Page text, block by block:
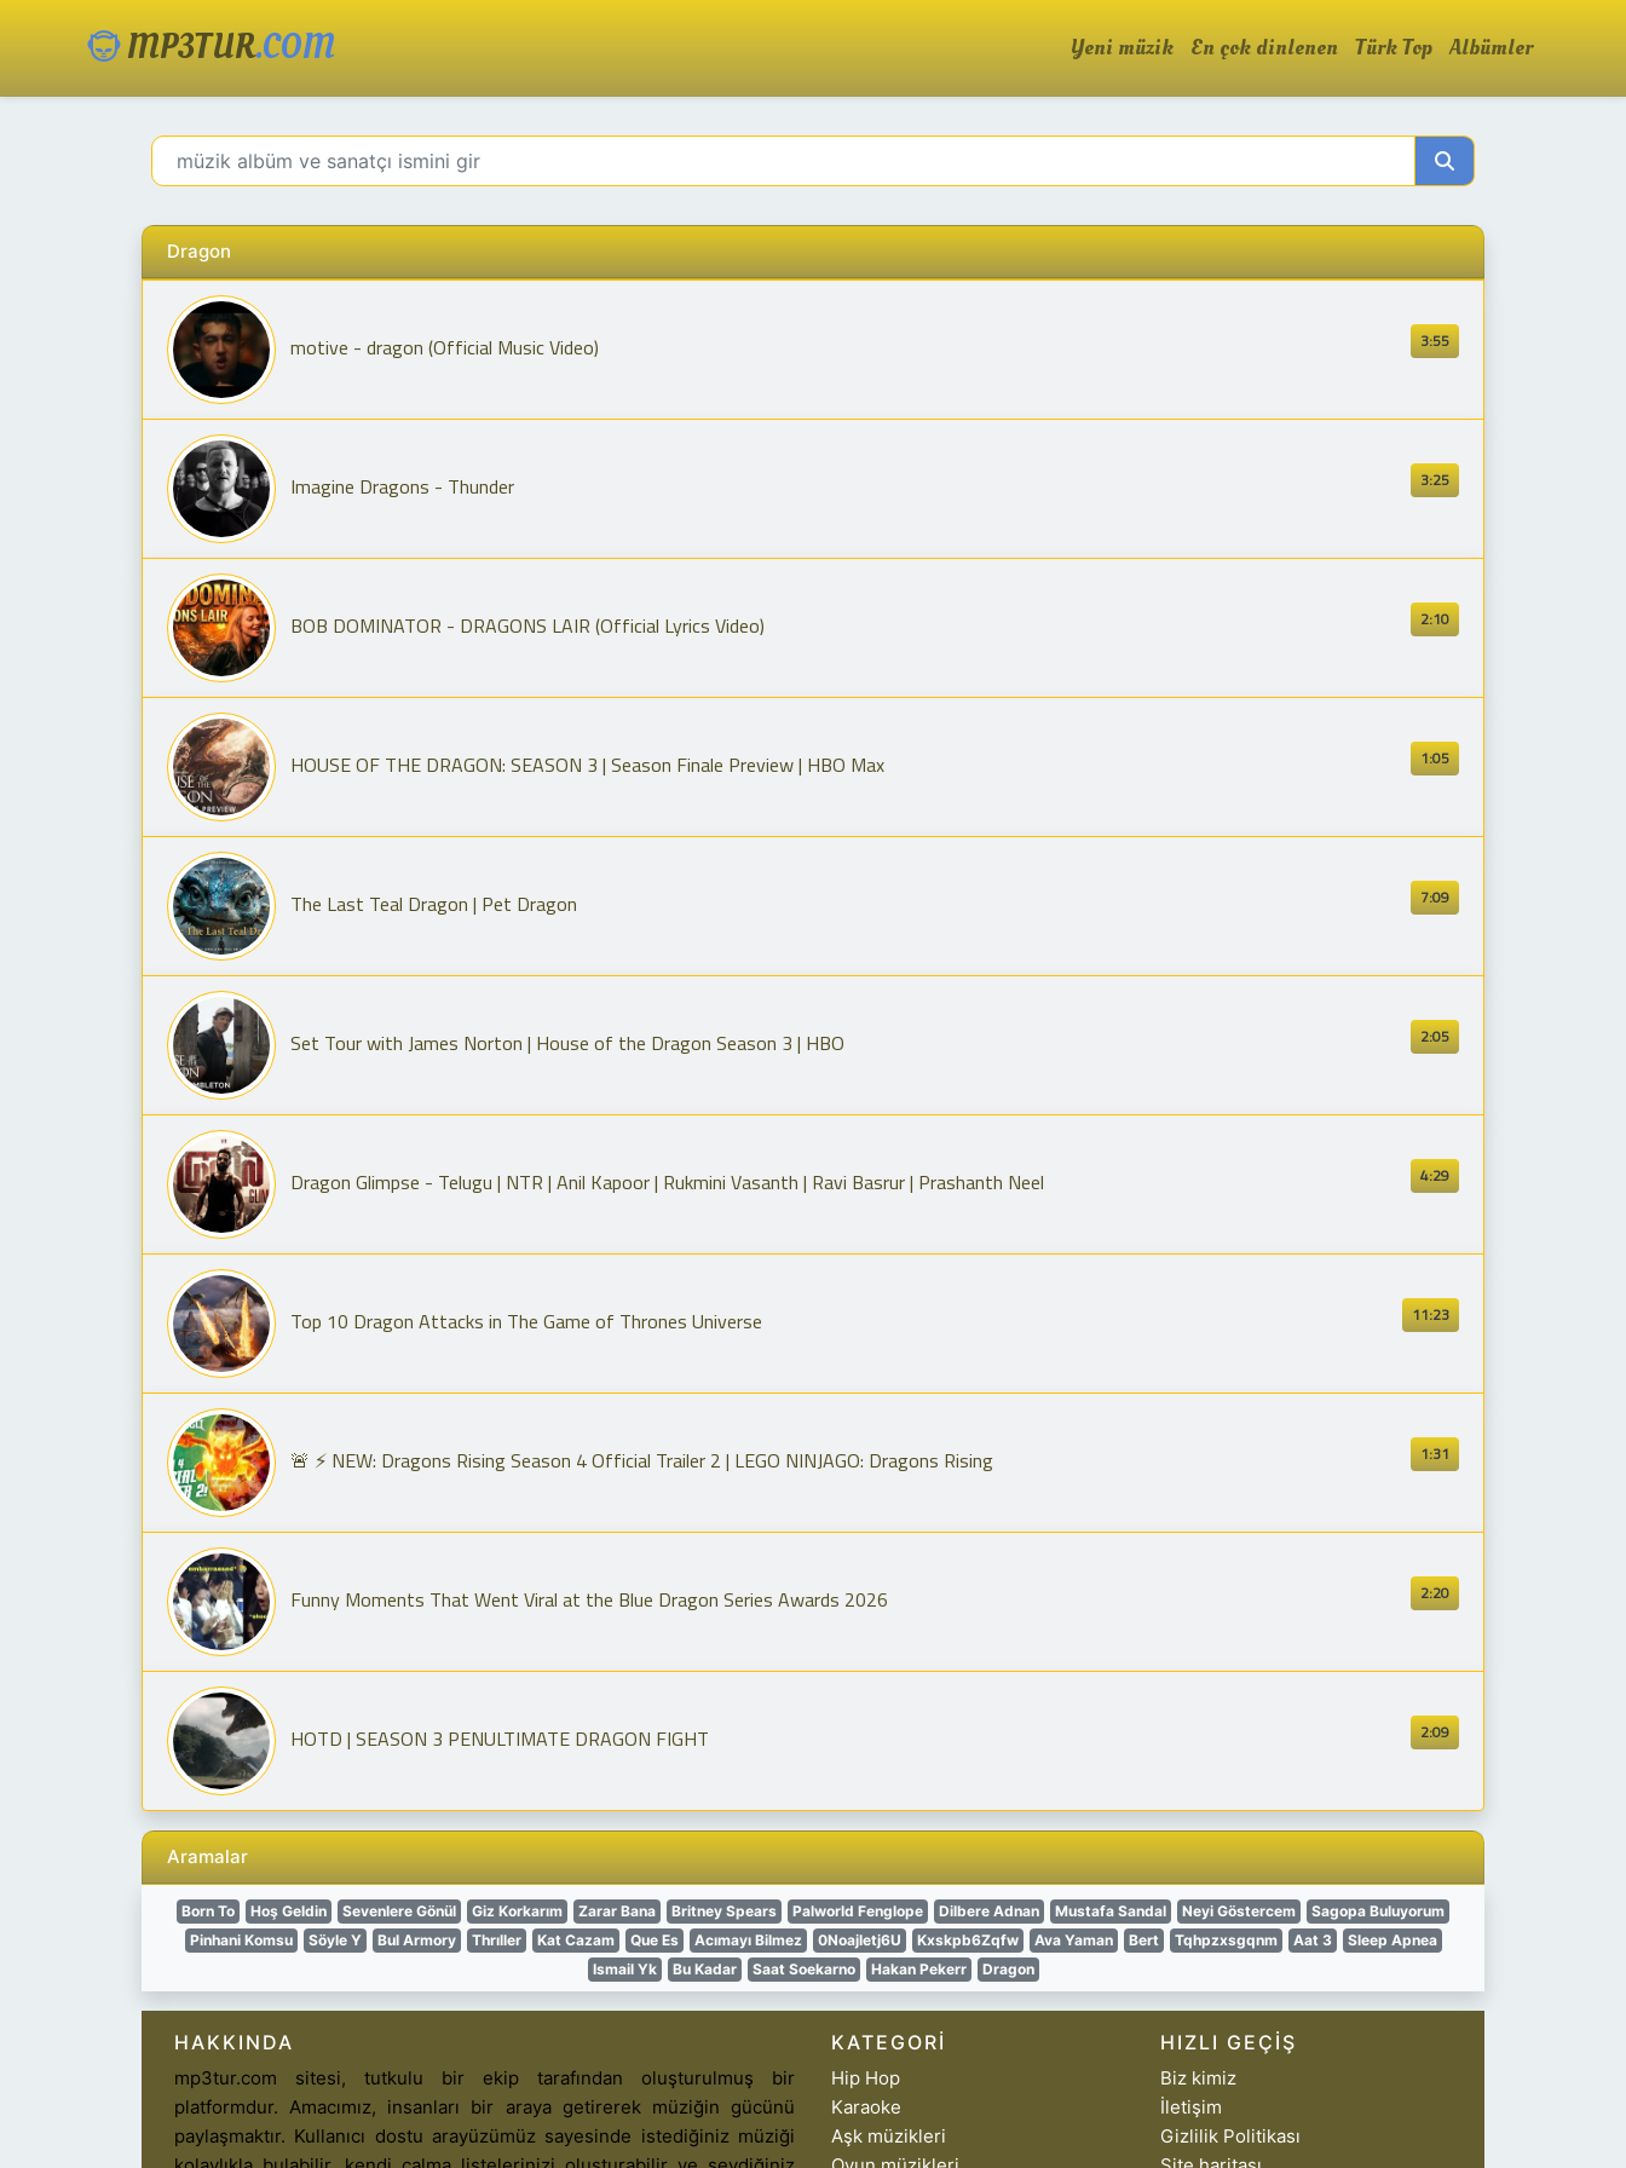
MP3TUR.COM Yeni müzik En çok dinlenen Türk Top Albümler
Dragon
3:55
motive - dragon (Official Music Video)
3:25
Imagine Dragons - Thunder
2:10
BOB DOMINATOR - DRAGONS LAIR (Official Lyrics Video)
1:05
HOUSE OF THE DRAGON: SEASON 3 | Season Finale Preview | HBO Max
7:09
The Last Teal Dragon | Pet Dragon
2:05
Set Tour with James Norton | House of the Dragon Season 3 | HBO
4:29
Dragon Glimpse - Telugu | NTR | Anil Kapoor | Rukmini Vasanth | Ravi Basrur | Prashanth Neel
11:23
Top 10 Dragon Attacks in The Game of Thrones Universe
1:31
🚨 ⚡️ NEW: Dragons Rising Season 4 Official Trailer 2 | LEGO NINJAGO: Dragons Rising
2:20
Funny Moments That Went Viral at the Blue Dragon Series Awards 2026
2:09
HOTD | SEASON 3 PENULTIMATE DRAGON FIGHT
Aramalar
Born To Hoş Geldin Sevenlere Gönül Giz Korkarım Zarar Bana Britney Spears Palworld Fenglope Dilbere Adnan Mustafa Sandal Neyi Göstercem
Sagopa Buluyorum
Pinhani Komsu
Söyle Y Bul Armory Thrıller Kat Cazam Que Es Acımayı Bilmez 0Noajletj6U Kxskpb6Zqfw Ava Yaman Bert Tqhpzxsgqnm Aat 3
Sleep Apnea
Ismail Yk
Bu Kadar Saat Soekarno Hakan Pekerr Dragon
HAKKINDA
mp3tur.com sitesi, tutkulu bir ekip tarafından oluşturulmuş bir
platformdur. Amacımız, insanları bir araya getirerek müziğin gücünü
paylaşmaktır. Kullanıcı dostu arayüzümüz sayesinde istediğiniz müziği
KATEGORI
Hip Hop
Karaoke
Aşk müzikleri
HIZLI GEÇIŞ
Biz kimiz
İletişim
Gizlilik Politikası